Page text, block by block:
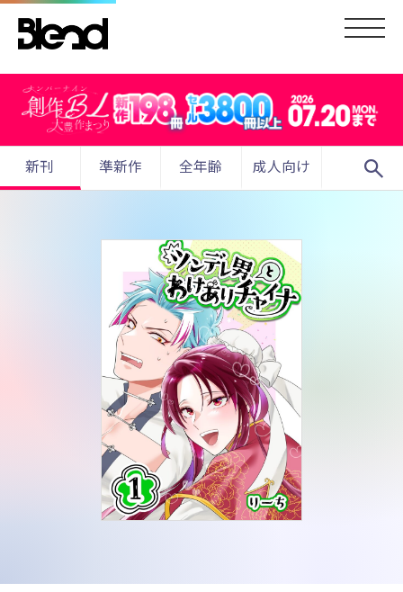
新刊 準新作 全年齢 成人向け search